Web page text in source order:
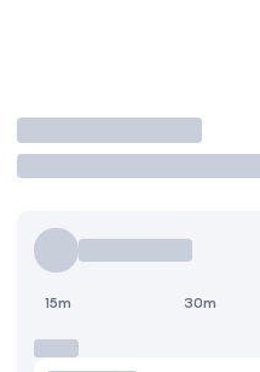
Operar
15m 30m